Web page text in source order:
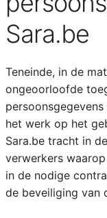
Sara.be
Teneinde, in de
ongeoorloofde
het werk op het
Sara.be tracht in
verwerkers
in de nodige
de beveiliging van